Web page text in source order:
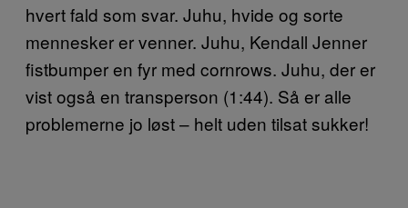
hvert fald som svar. Juhu, hvide og sorte
mennesker er venner. Juhu, Kendall Jenner
fistbumper en fyr med cornrows. Juhu, der er
vist også en transperson (1:44). Så er alle
problemerne jo løst – helt uden tilsat sukker!